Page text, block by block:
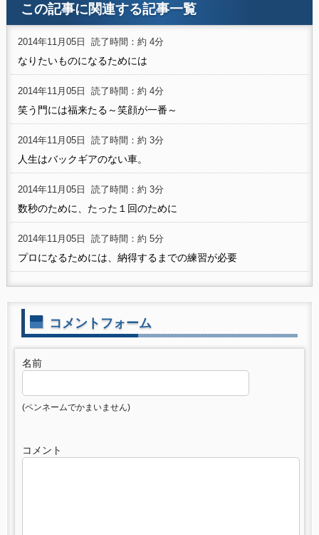
この記事に関連する記事一覧
2014年11月05日 読了時間：約 4分
なりたいものになるためには
2014年11月05日 読了時間：約 4分
笑う門には福来たる～笑顔が一番～
2014年11月05日 読了時間：約 3分
人生はバックギアのない車。
2014年11月05日 読了時間：約 3分
数秒のために、たった１回のために
2014年11月05日 読了時間：約 5分
プロになるためには、納得するまでの練習が必要
コメントフォーム
名前
(ペンネームでかまいません)
コメント